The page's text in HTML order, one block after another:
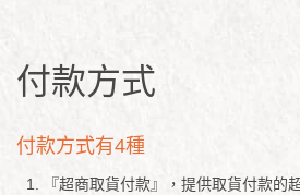
付款方式
付款方式有4種
『超商取貨付款』，提供取貨付款的